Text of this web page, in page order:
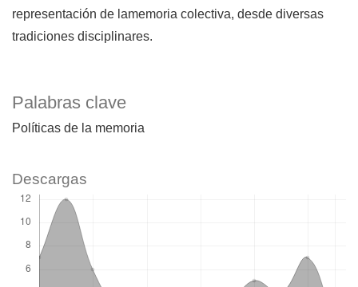
Palabras clave
Políticas de la memoria
representación de lamemoria colectiva, desde diversas
tradiciones disciplinares.
Descargas